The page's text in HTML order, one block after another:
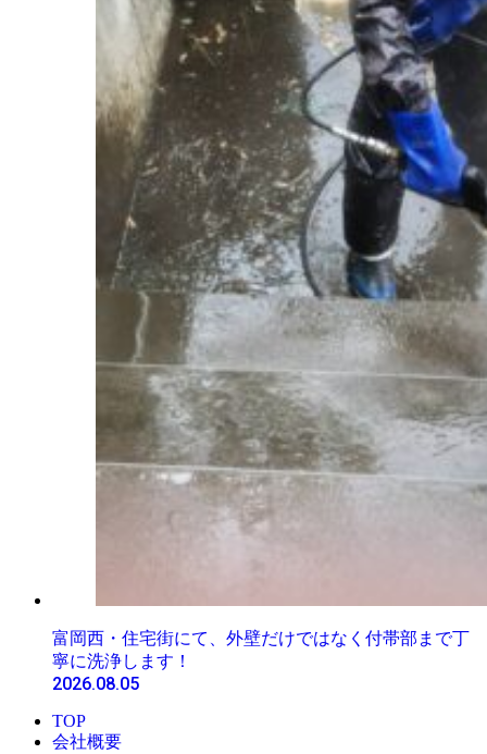
富岡西・住宅街にて、外壁だけではなく付帯部まで丁
寧に洗浄します！
2026.08.05
TOP
会社概要